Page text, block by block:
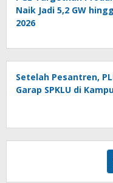
Naik Jadi 5,2 GW
2026
Setelah Pesantren,
Garap SPKLU di